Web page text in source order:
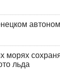
морях
льда